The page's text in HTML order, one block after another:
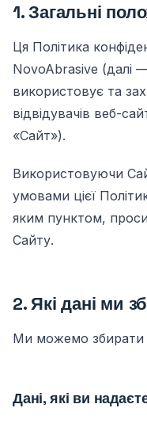
1. Загальні
Ця Політика
NovoAbrasive (далі
використовує та
відвідувачів веб-
«Сайт»).
Використовуючи
умовами цієї
яким пунктом,
Сайту.
2. Які дані ми
Ми можемо збирати
Дані, які ви